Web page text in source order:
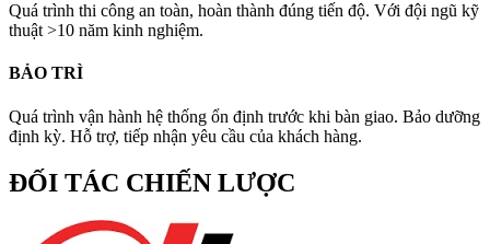
Quá trình thi công an toàn, hoàn thành đúng tiến độ. Với đội ngũ kỹ
thuật >10 năm kinh nghiệm.
BẢO TRÌ
Quá trình vận hành hệ thống ổn định trước khi bàn giao. Bảo dưỡng
định kỳ. Hỗ trợ, tiếp nhận yêu cầu của khách hàng.
ĐỐI TÁC CHIẾN LƯỢC